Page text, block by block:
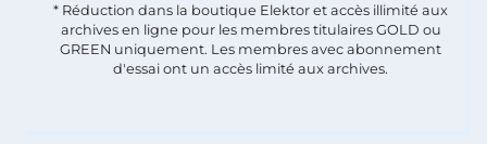
* Réduction dans la boutique Elektor et accès illimité aux
archives en ligne pour les membres titulaires GOLD ou
GREEN uniquement. Les membres avec abonnement
d'essai ont un accès limité aux archives.